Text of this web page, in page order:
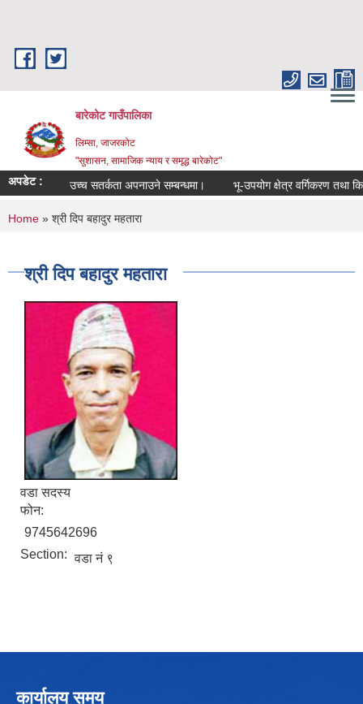
बारेकोट गाउँपालिका
लिम्सा, जाजरकोट
"सुशासन, सामाजिक न्याय र समृद्ध बारेकोट"
अपडेट : उच्च सतर्कता अपनाउने सम्बन्धमा। भू-उपयोग क्षेत्र वर्गिकरण तथा
You are here
Home » श्री दिप बहादुर महतारा
श्री दिप बहादुर महतारा
वडा सदस्य
फोन:
9745642696
Section: वडा नं ९
कार्यालय समय